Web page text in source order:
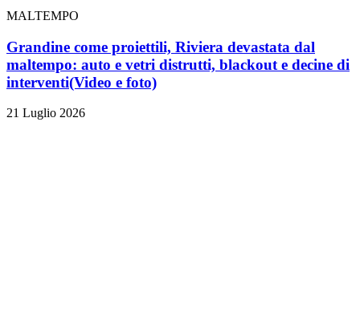
MALTEMPO
Grandine come proiettili, Riviera devastata dal
maltempo: auto e vetri distrutti, blackout e decine di
interventi(Video e foto)
21 Luglio 2026